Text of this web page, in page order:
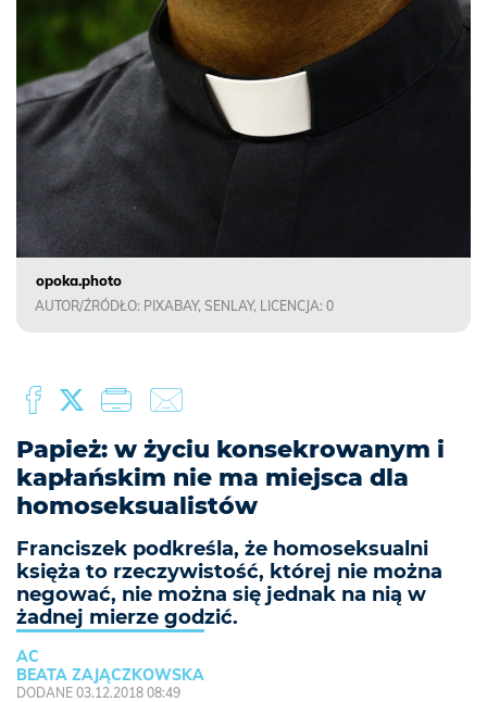
opoka.photo
AUTOR/ŹRÓDŁO: PIXABAY, SENLAY, LICENCJA: 0
Papież: w życiu konsekrowanym i
kapłańskim nie ma miejsca dla
homoseksualistów
Franciszek podkreśla, że homoseksualni
księża to rzeczywistość, której nie można
negować, nie można się jednak na nią w
żadnej mierze godzić.
AC
BEATA ZAJĄCZKOWSKA
DODANE 03.12.2018 08:49